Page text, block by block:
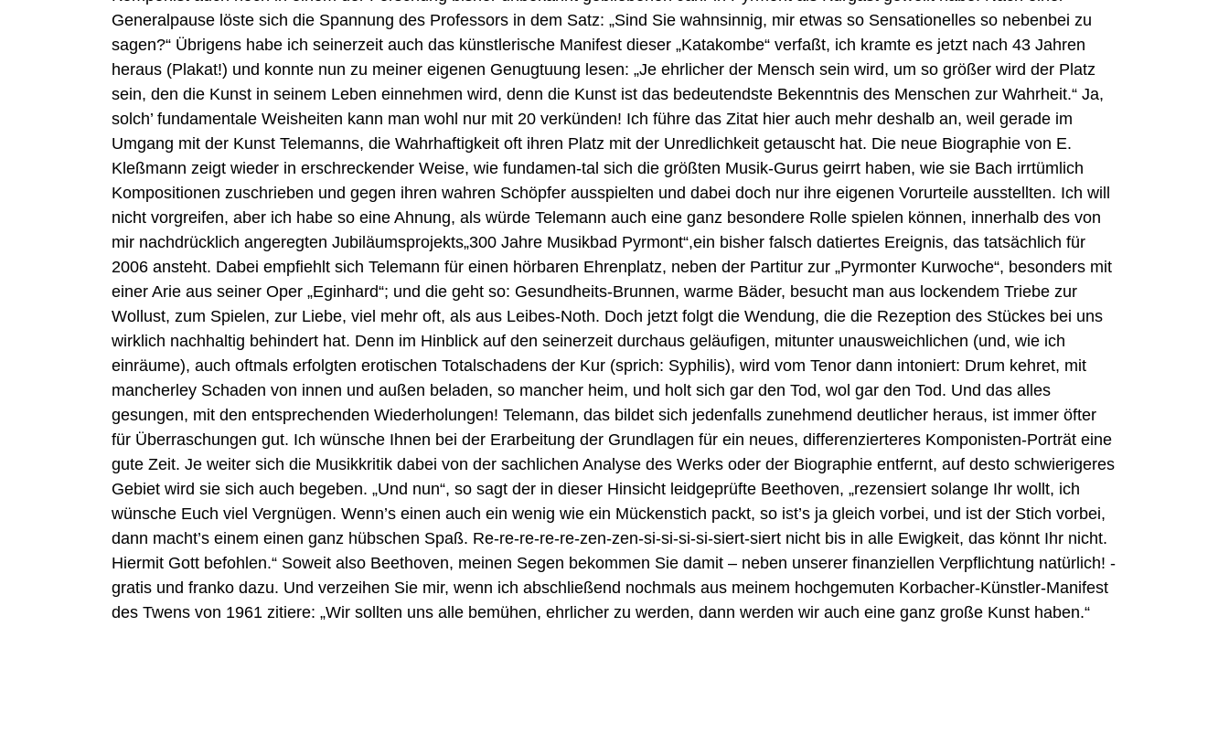
Generalpause löste sich die Spannung des Professors in dem Satz: „Sind Sie wahnsinnig, mir etwas so Sensationelles so nebenbei zu
sagen?“ Übrigens habe ich seinerzeit auch das künstlerische Manifest dieser „Katakombe“ verfaßt, ich kramte es jetzt nach 43 Jahren
heraus (Plakat!) und konnte nun zu meiner eigenen Genugtuung lesen: „Je ehrlicher der Mensch sein wird, um so größer wird der Platz
sein, den die Kunst in seinem Leben einnehmen wird, denn die Kunst ist das bedeutendste Bekenntnis des Menschen zur Wahrheit.“ Ja,
solch’ fundamentale Weisheiten kann man wohl nur mit 20 verkünden! Ich führe das Zitat hier auch mehr deshalb an, weil gerade im
Umgang mit der Kunst Telemanns, die Wahrhaftigkeit oft ihren Platz mit der Unredlichkeit getauscht hat. Die neue Biographie von E.
Kleßmann zeigt wieder in erschreckender Weise, wie fundamen-tal sich die größten Musik-Gurus geirrt haben, wie sie Bach irrtümlich
Kompositionen zuschrieben und gegen ihren wahren Schöpfer ausspielten und dabei doch nur ihre eigenen Vorurteile ausstellten. Ich will
nicht vorgreifen, aber ich habe so eine Ahnung, als würde Telemann auch eine ganz besondere Rolle spielen können, innerhalb des von
mir nachdrücklich angeregten Jubiläumsprojekts„300 Jahre Musikbad Pyrmont“,ein bisher falsch datiertes Ereignis, das tatsächlich für
2006 ansteht. Dabei empfiehlt sich Telemann für einen hörbaren Ehrenplatz, neben der Partitur zur „Pyrmonter Kurwoche“, besonders mit
einer Arie aus seiner Oper „Eginhard“; und die geht so: Gesundheits-Brunnen, warme Bäder, besucht man aus lockendem Triebe zur
Wollust, zum Spielen, zur Liebe, viel mehr oft, als aus Leibes-Noth. Doch jetzt folgt die Wendung, die die Rezeption des Stückes bei uns
wirklich nachhaltig behindert hat. Denn im Hinblick auf den seinerzeit durchaus geläufigen, mitunter unausweichlichen (und, wie ich
einräume), auch oftmals erfolgten erotischen Totalschadens der Kur (sprich: Syphilis), wird vom Tenor dann intoniert: Drum kehret, mit
mancherley Schaden von innen und außen beladen, so mancher heim, und holt sich gar den Tod, wol gar den Tod. Und das alles
gesungen, mit den entsprechenden Wiederholungen! Telemann, das bildet sich jedenfalls zunehmend deutlicher heraus, ist immer öfter
für Überraschungen gut. Ich wünsche Ihnen bei der Erarbeitung der Grundlagen für ein neues, differenzierteres Komponisten-Porträt eine
gute Zeit. Je weiter sich die Musikkritik dabei von der sachlichen Analyse des Werks oder der Biographie entfernt, auf desto schwierigeres
Gebiet wird sie sich auch begeben. „Und nun“, so sagt der in dieser Hinsicht leidgeprüfte Beethoven, „rezensiert solange Ihr wollt, ich
wünsche Euch viel Vergnügen. Wenn’s einen auch ein wenig wie ein Mückenstich packt, so ist’s ja gleich vorbei, und ist der Stich vorbei,
dann macht’s einem einen ganz hübschen Spaß. Re-re-re-re-re-zen-zen-si-si-si-si-siert-siert nicht bis in alle Ewigkeit, das könnt Ihr nicht.
Hiermit Gott befohlen.“ Soweit also Beethoven, meinen Segen bekommen Sie damit – neben unserer finanziellen Verpflichtung natürlich! -
gratis und franko dazu. Und verzeihen Sie mir, wenn ich abschließend nochmals aus meinem hochgemuten Korbacher-Künstler-Manifest
des Twens von 1961 zitiere: „Wir sollten uns alle bemühen, ehrlicher zu werden, dann werden wir auch eine ganz große Kunst haben.“